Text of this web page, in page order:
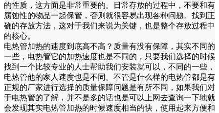
的性质，这方面是非常重要的。日常存放的过程中，不要和有
腐蚀性的物品一起保管，否则就很容易出现各种问题。找到正
确的存放方法，这对于我们来说为关键，也是整个存放过程中
的核心。
电热管加热的速度到底高不高？质量有没有保障，其实不同的
一些，电热管它的加热速度也是不同的，只要我们选择的时候
找到一个比较专业的人士帮助我们安装就可以，不同的一些，
电热管他的家人速度也是不同。不管是什么样的电热管都是有
正规的厂家进行选择的质量保障问题是有所不同，如果我们对
于电热管的了解，并不是多的话也是可以上网去查询一下地就
会发现其实电热管加热的时候速度相当的快，使用起来方便和